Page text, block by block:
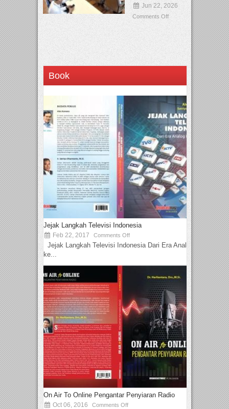
Jun 22, 2026
Comments Off
Book
Jejak Langkah Televisi Indonesia
Feb 22, 2017 Comments Off
Jejak Langkah Televisi Indonesia Dari Era Analog
ke...
On Air To Online Pengantar Penyiaran Radio
Oct 06, 2016 Comments Off